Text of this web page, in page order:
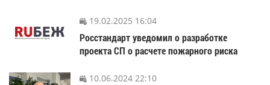
19.02.2025 16:04
Росстандарт уведомил о разработке
проекта СП о расчете пожарного риска
10.06.2024 22:10